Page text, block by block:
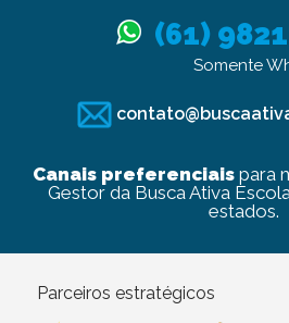
(61)
Somente
Canais preferenciaispara
Gestor da Busca Ativa
estados.
Parceiros estratégicos